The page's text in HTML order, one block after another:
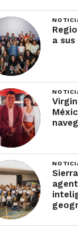
a sus